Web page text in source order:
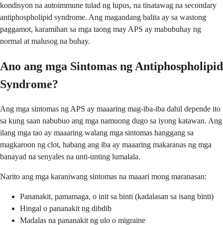
kondisyon na autoimmune tulad ng lupus, na tinatawag na secondary
antiphospholipid syndrome. Ang magandang balita ay sa wastong
paggamot, karamihan sa mga taong may APS ay mabubuhay ng
normal at malusog na buhay.
Ano ang mga Sintomas ng Antiphospholipid
Syndrome?
Ang mga sintomas ng APS ay maaaring mag-iba-iba dahil depende ito
sa kung saan nabubuo ang mga namuong dugo sa iyong katawan. Ang
ilang mga tao ay maaaring walang mga sintomas hanggang sa
magkaroon ng clot, habang ang iba ay maaaring makaranas ng mga
banayad na senyales na unti-unting lumalala.
Narito ang mga karaniwang sintomas na maaari mong maranasan:
Pananakit, pamamaga, o init sa binti (kadalasan sa isang binti)
Hingal o pananakit ng dibdib
Madalas na pananakit ng ulo o migraine